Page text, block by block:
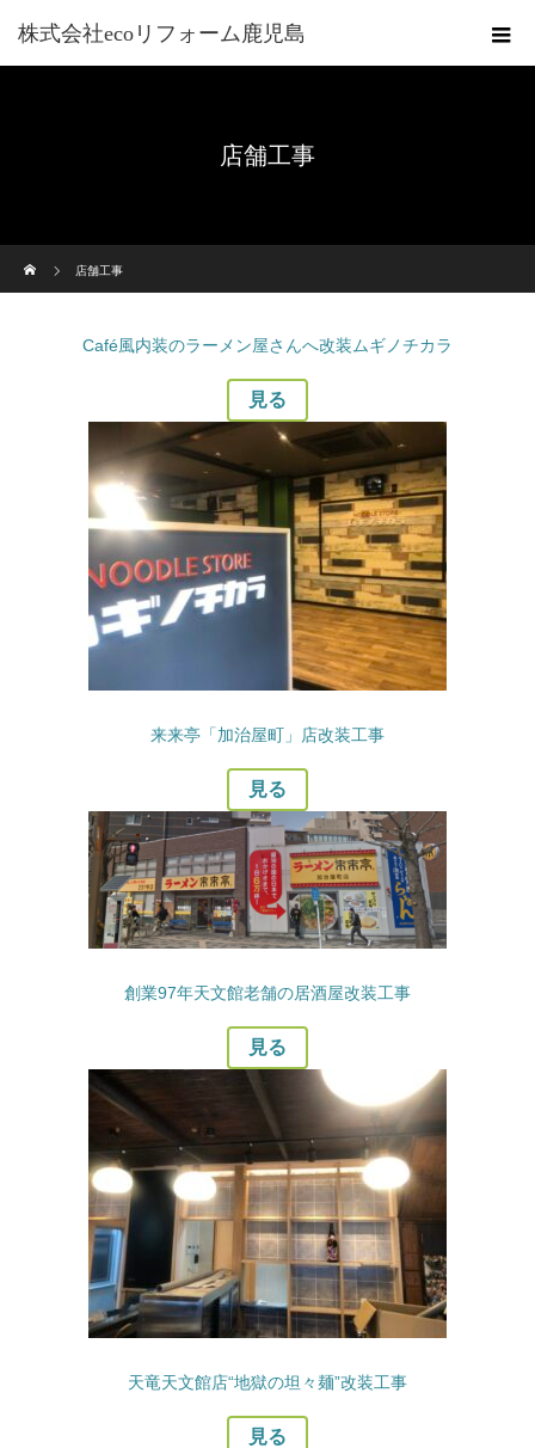
株式会社ecoリフォーム鹿児島
店舗工事
店舗工事
Café風内装のラーメン屋さんへ改装ムギノチカラ
見る
来来亭「加治屋町」店改装工事
見る
創業97年天文館老舗の居酒屋改装工事
見る
天竜天文館店“地獄の坦々麺”改装工事
見る